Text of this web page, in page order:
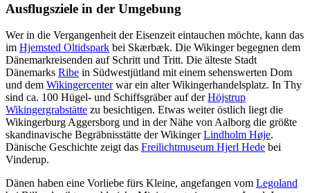
Ausflugsziele in der Umgebung
Wer in die Vergangenheit der Eisenzeit eintauchen möchte, kann das
im Hjemsted Oltidspark bei Skærbæk. Die Wikinger begegnen dem
Dänemarkreisenden auf Schritt und Tritt. Die älteste Stadt
Dänemarks Ribe in Südwestjütland mit einem sehenswerten Dom
und dem Wikingercenterwar ein alter Wikingerhandelsplatz. In Thy
sind ca. 100 Hügel- und Schiffsgräber auf derHöjstrup
Wikingergrabstätte zu besichtigen. Etwas weiter östlich liegt die
Wikingerburg Aggersborg und in der Nähe von Aalborg die größte
skandinavische Begräbnisstätte der WikingerLindholm Høje.
Dänische Geschichte zeigt das Freilichtmuseum Hjerl Hede bei
Vinderup.
Dänen haben eine Vorliebe fürs Kleine, angefangen vom Legoland